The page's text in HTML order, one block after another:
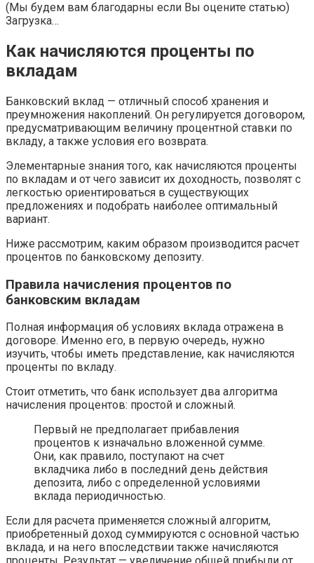
(Мы будем вам благодарны если Вы оцените статью)
Загрузка…
Как начисляются проценты по
вкладам
Банковский вклад — отличный способ хранения и
преумножения накоплений. Он регулируется договором,
предусматривающим величину процентной ставки по
вкладу, а также условия его возврата.
Элементарные знания того, как начисляются проценты
по вкладам и от чего зависит их доходность, позволят с
легкостью ориентироваться в существующих
предложениях и подобрать наиболее оптимальный
вариант.
Ниже рассмотрим, каким образом производится расчет
процентов по банковскому депозиту.
Правила начисления процентов по
банковским вкладам
Полная информация об условиях вклада отражена в
договоре. Именно его, в первую очередь, нужно
изучить, чтобы иметь представление, как начисляются
проценты по вкладу.
Стоит отметить, что банк использует два алгоритма
начисления процентов: простой и сложный.
Первый не предполагает прибавления
процентов к изначально вложенной сумме.
Они, как правило, поступают на счет
вкладчика либо в последний день действия
депозита, либо с определенной условиями
вклада периодичностью.
Если для расчета применяется сложный алгоритм,
приобретенный доход суммируются с основной частью
вклада, и на него впоследствии также начисляются